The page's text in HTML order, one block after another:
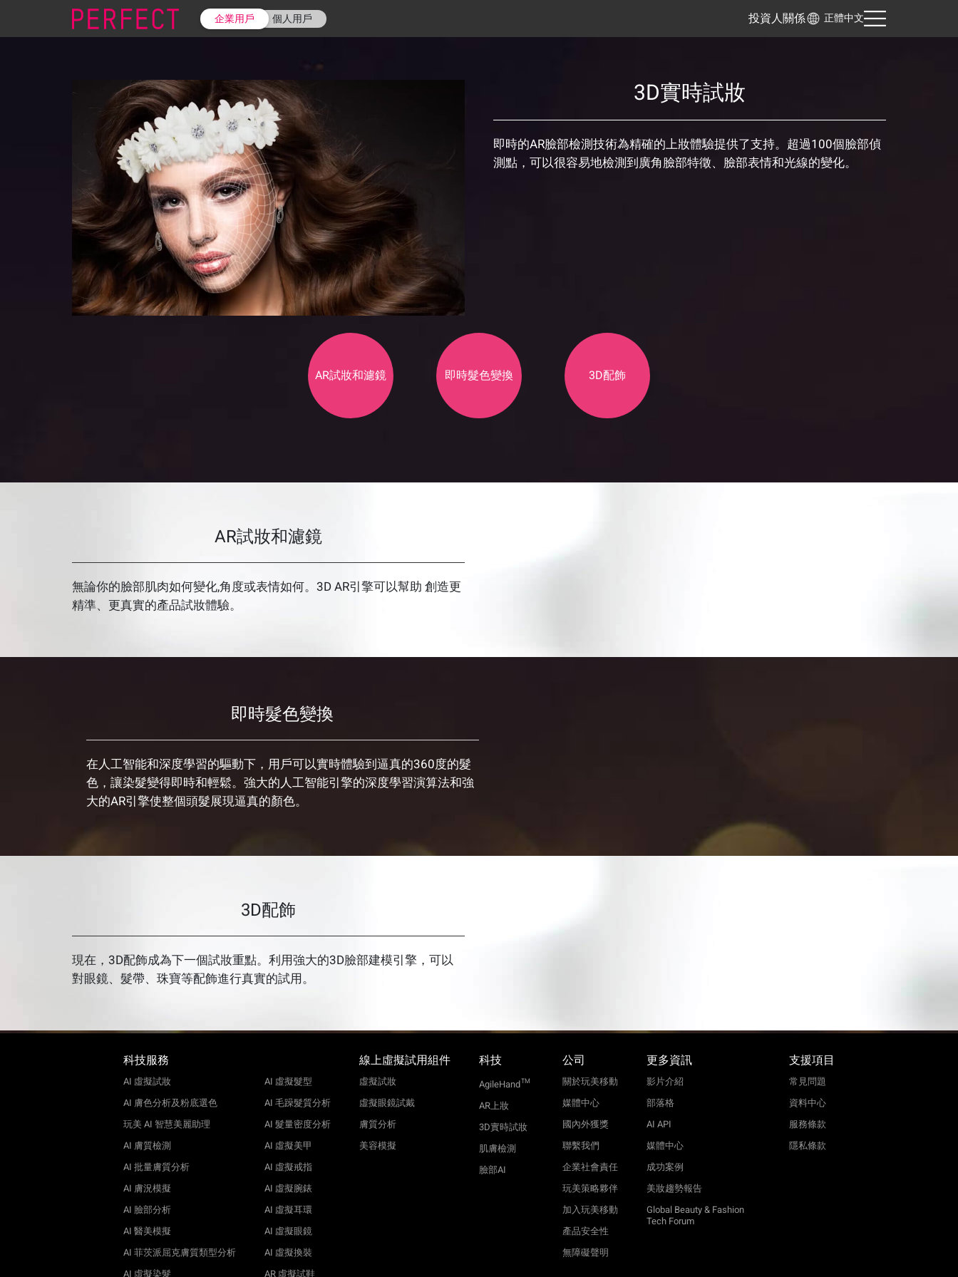
企業用戶 個人用戶 投資人關係 正體中文
3D實時試妝
即時的AR臉部檢測技術為精確的上妝體驗提供了支持。超過100個臉部偵
測點，可以很容易地檢測到廣角臉部特徵、臉部表情和光線的變化。
AR試妝和濾鏡 即時髮色變換 3D配飾
AR試妝和濾鏡
無論你的臉部肌肉如何變化,角度或表情如何。3D AR引擎可以幫助 創造更
精準、更真實的產品試妝體驗。
即時髮色變換
在人工智能和深度學習的驅動下，用戶可以實時體驗到逼真的360度的髮
色，讓染髮變得即時和輕鬆。強大的人工智能引擎的深度學習演算法和強
大的AR引擎使整個頭髮展現逼真的顏色。
3D配飾
現在，3D配飾成為下一個試妝重點。利用強大的3D臉部建模引擎，可以
對眼鏡、髮帶、珠寶等配飾進行真實的試用。
科技服務
AI 虛擬試妝
AI 膚色分析及粉底選色
玩美 AI 智慧美麗助理
AI 膚質檢測
AI 批量膚質分析
AI 膚況模擬
AI 臉部分析
AI 醫美模擬
AI 菲茨派屈克膚質類型分析
AI 虛擬染髮
AI 虛擬髮型
AI 毛躁髮質分析
AI 髮量密度分析
AI 虛擬美甲
AI 虛擬戒指
AI 虛擬腕錶
AI 虛擬耳環
AI 虛擬眼鏡
AI 虛擬換裝
AR 虛擬試鞋
線上虛擬試用組件
虛擬試妝
虛擬眼鏡試戴
膚質分析
美容模擬
科技
AgileHandTM
AR上妝
3D實時試妝
肌膚檢測
臉部AI
公司
關於玩美移動
媒體中心
國內外獲獎
聯繫我們
企業社會責任
玩美策略夥伴
加入玩美移動
產品安全性
無障礙聲明
更多資訊
影片介紹
部落格
AI API
媒體中心
成功案例
美妝趨勢報告
Global Beauty & Fashion
Tech Forum
支援項目
常見問題
資料中心
服務條款
隱私條款